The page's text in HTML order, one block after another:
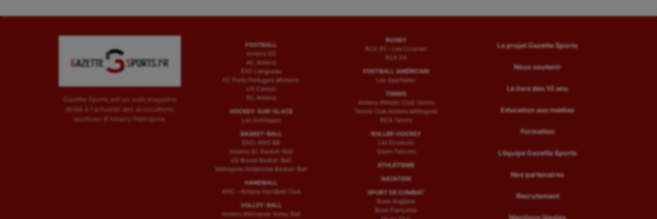
Gazette Sports est un web magazine
dédié à l'actualité des associations
sportives d'Amiens Métropole.
FOOTBALL
Amiens SC
AC Amiens
ESC Longueau
FC Porto Portugais d’Amiens
US Camon
RC Amiens
HOCKEY-SUR-GLACE
Les Gothiques
BASKET-BALL
ESCLAMS BB
Amiens SC Basket-Ball
US Boves Basket-Ball
Métropole Amiénoise Basket-Ball
HANDBALL
AHC – Amiens Handball Club
VOLLEY-BALL
Amiens Métropole Volley Ball
RUGBY
RCA (F) – Les Licornes
RCA (H)
FOOTBALL AMÉRICAIN
Les Spartiates
TENNIS
Amiens Athletic Club Tennis
Tennis Club Amiens Métropole
RCA Tennis
ROLLER-HOCKEY
Les Ecureuils
Green Falcons
ATHLÉTISME
NATATION
SPORT DE COMBAT
Boxe Anglaise
Boxe Française
Le projet Gazette Sports
Nous soutenir
Le livre des 10 ans
Education aux médias
Formation
L’équipe Gazette Sports
Nos partenaires
Recrutement